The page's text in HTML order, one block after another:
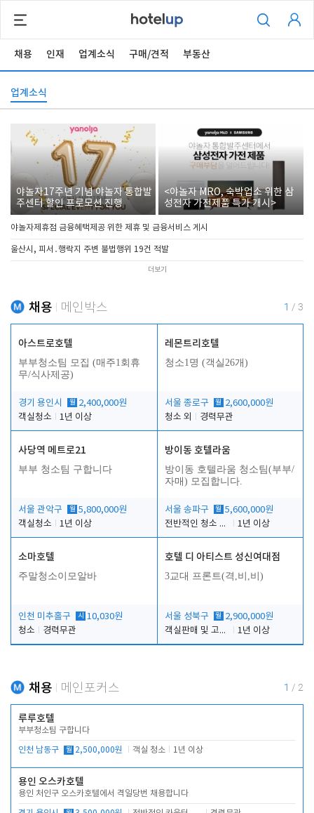
채용 인재 업계소식 구매/견적 부동산
업계소식
야놀자17주년 기념 야놀자 통합발
주센터 할인 프로모션 진행
<야놀자 MRO, 숙박업소 위한 삼
성전자 가전제품 특가 개시>
야놀자제휴점 금융혜택제공 위한 제휴 및 금융서비스 게시
울산시, 피서․행락지 주변 불법행위 19건 적발
더보기
채용 메인박스 1 / 3
아스트로호텔
부부청소팀 모집 (매주1회휴
무/식사제공)
경기 용인시 월 2,400,000원
객실청소
1년 이상
레몬트리호텔
청소1명 (객실26개)
서울 종로구 월 2,600,000원
청소 외
경력무관
사당역 메트로21
부부 청소팀 구합니다
서울 관악구 월 5,800,000원
객실청소
1년 이상
방이동 호텔라움
방이동 호텔라움 청소팀(부부/
자매) 모집합니다.
서울 송파구 월 5,600,000원
전반적인 청소 업무(객실청소.객실정리)
1년 이상
소마호텔
주말청소이모알바
인천 미추홀구 시 10,030원
청소
경력무관
호텔 디 아티스트 성신여대점
3교대 프론트(격,비,비)
서울 성북구 월 2,900,000원
객실판매 및 고객응대
1년 이상
채용 메인포커스 1 / 2
루루호텔
부부청소팀 구합니다
인천 남동구 월 2,500,000원 객실 청소 1년 이상
용인 오스카호텔
용인 처인구 오스카호텔에서 격일당번 채용합니다